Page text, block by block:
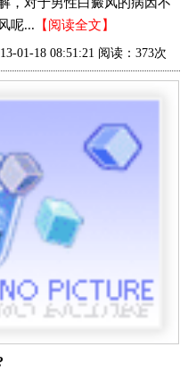
，对于男性白癜风的病因不
呢... 【阅读全文】
01-18 08:51:21 阅读：373次